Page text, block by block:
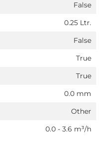
False
0.25 Ltr.
False
True
True
0.0 mm
Other
0.0 - 3.6 m³/h